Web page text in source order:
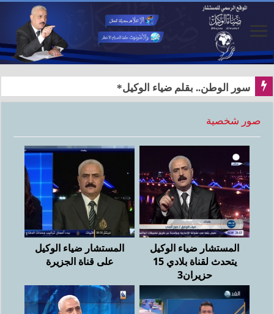
سور الوطن.. بقلم ضياء الوكيل*
صور شخصية
المستشار ضياء الوكيل
يتحدث لقناة بلادي 15
حزيران3
المستشار ضياء الوكيل
على قناة الجزيرة